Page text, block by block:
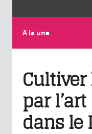
A la une
par
dans le